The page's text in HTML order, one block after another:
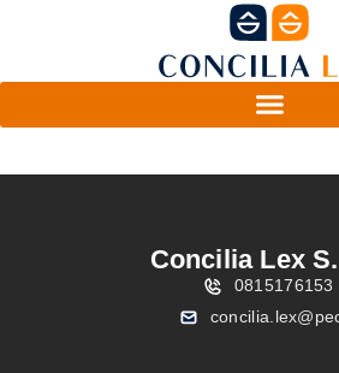
Concilia Lex
0815176153